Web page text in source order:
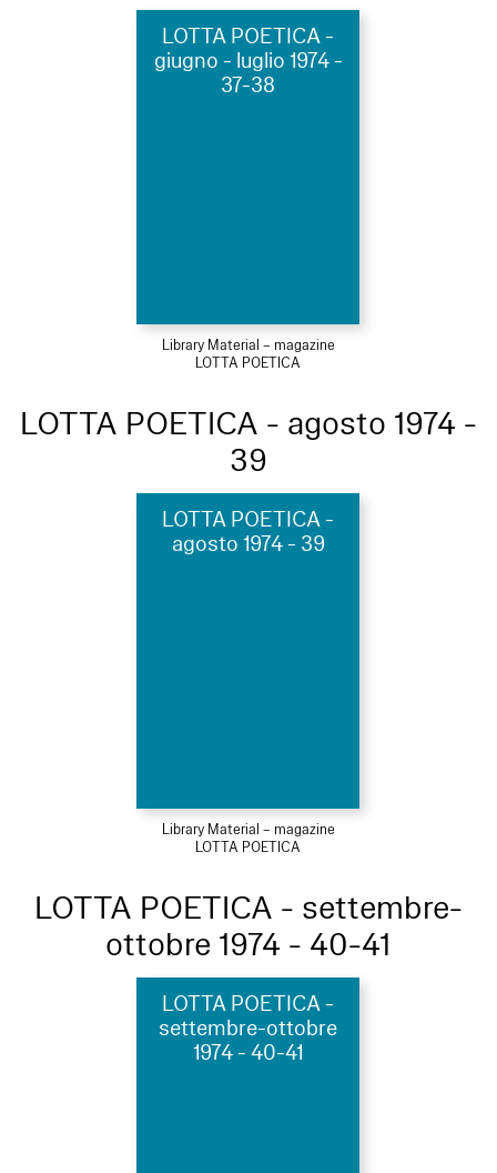
LOTTA POETICA -
giugno - luglio 1974 -
37-38
Library Material – magazine
LOTTA POETICA
LOTTA POETICA - agosto 1974 -
39
LOTTA POETICA -
agosto 1974 - 39
Library Material – magazine
LOTTA POETICA
LOTTA POETICA - settembre-
ottobre 1974 - 40-41
LOTTA POETICA -
settembre-ottobre
1974 - 40-41